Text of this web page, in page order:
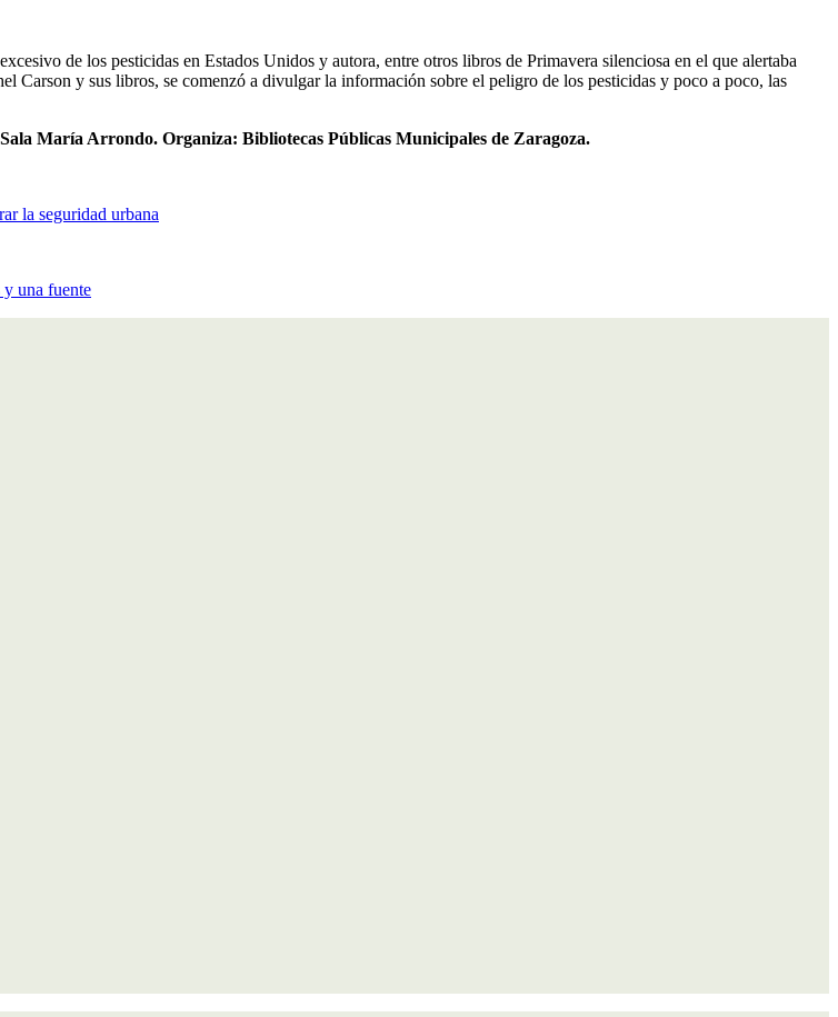
de los pesticidas en Estados Unidos y autora, entre otros libros de Primavera silenciosa en el que alertaba
Carson y sus libros, se comenzó a divulgar la información sobre el peligro de los pesticidas y poco a poco, las
María Arrondo. Organiza: Bibliotecas Públicas Municipales de Zaragoza.
la seguridad urbana
y una fuente